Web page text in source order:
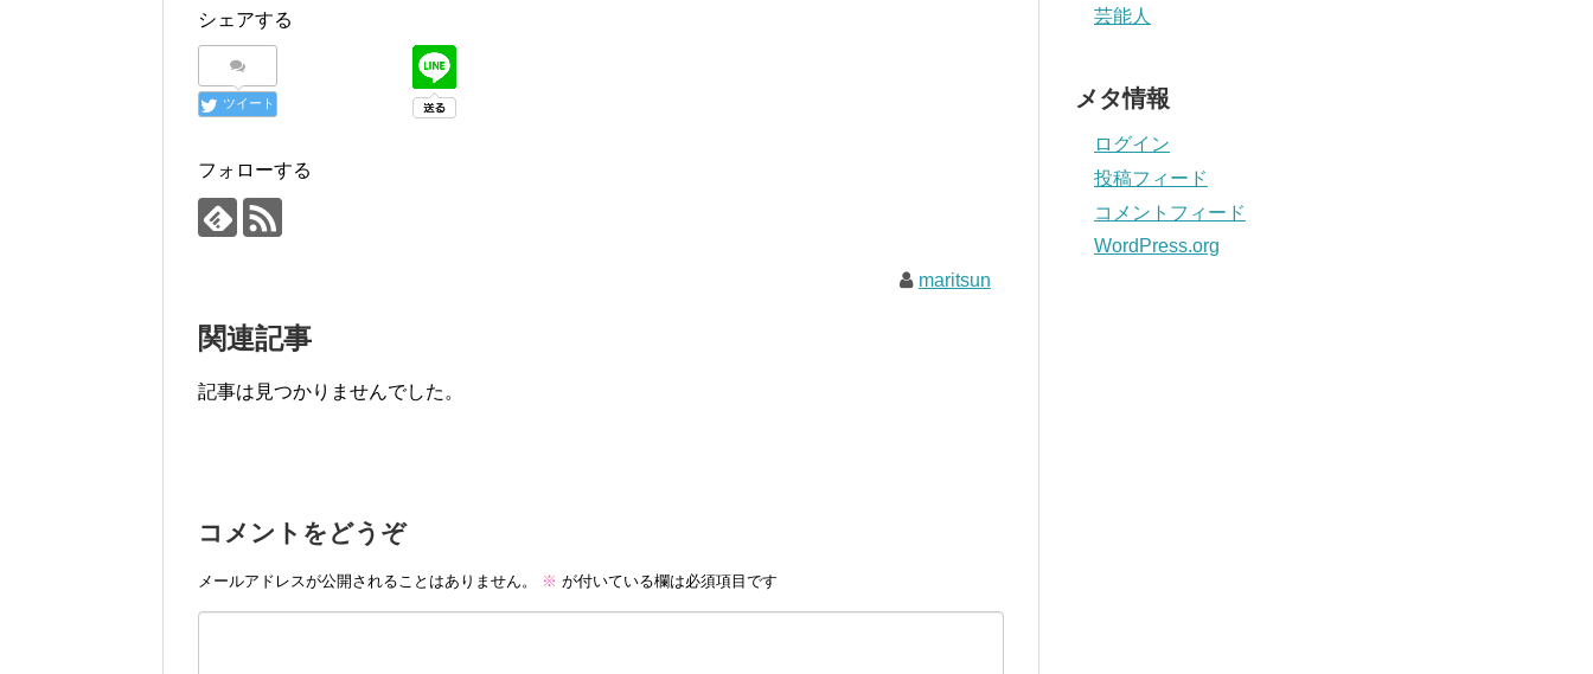
シェアする
ツイート
フォローする
maritsun
関連記事
記事は見つかりませんでした。
コメントをどうぞ
メールアドレスが公開されることはありません。 ※ が付いている欄は必須項目です
芸能人
メタ情報
ログイン
投稿フィード
コメントフィード
WordPress.org